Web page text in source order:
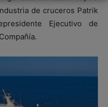
de cruceros Patrik
Ejecutivo de